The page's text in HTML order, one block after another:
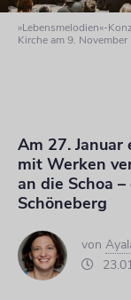
»Lebensmelodien«-
Kirche am 9. November
Am 27.
mit Werken
an die Schoa
Schöneberg
von